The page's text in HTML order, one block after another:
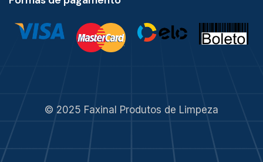
© 2025 Faxinal Produtos de Limpeza